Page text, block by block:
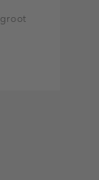
groot